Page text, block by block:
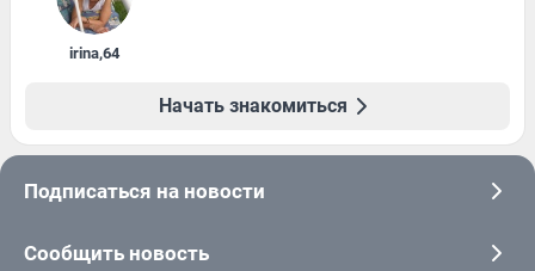
irina,64
Начать знакомиться
Подписаться на новости
Сообщить новость